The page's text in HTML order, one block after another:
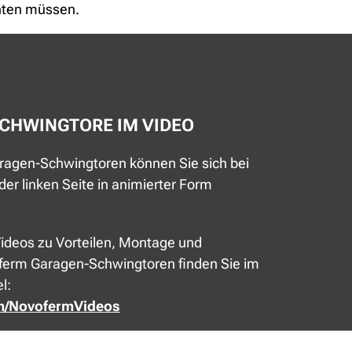
müssen.
IM VIDEO
Schwingtoren können Sie sich bei
linken Seite in animierter Form
zu Vorteilen, Montage und
Garagen-Schwingtoren finden Sie im
NovofermVideos